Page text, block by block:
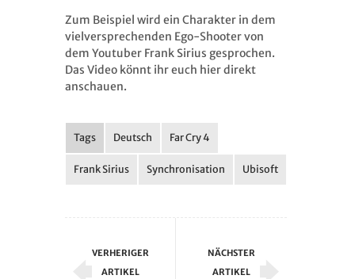
Zum Beispiel wird ein Charakter in dem
vielversprechenden Ego-Shooter von
dem Youtuber Frank Sirius gesprochen.
Das Video könnt ihr euch hier direkt
anschauen.
Tags Deutsch Far Cry 4
Frank Sirius Synchronisation Ubisoft
VERHERIGER
ARTIKEL
NÄCHSTER
ARTIKEL